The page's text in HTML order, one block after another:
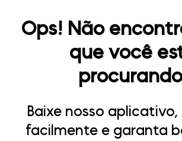
Ops! Não
que você
Baixe nosso
facilmente e garanta